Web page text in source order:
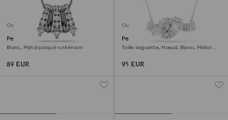
Outlet
Pendentif Sublima
Blanc, Métal plaqué ruthénium
89 EUR
Outlet
Pendentif Matrix
Taille baguette, Nœud, Blanc, Métal
95 EUR